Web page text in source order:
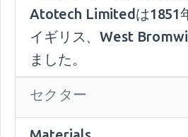
Atotech Limitedは1851
イギリス、West
ました。
セクター